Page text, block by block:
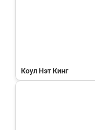
Коул Нэт Кинг